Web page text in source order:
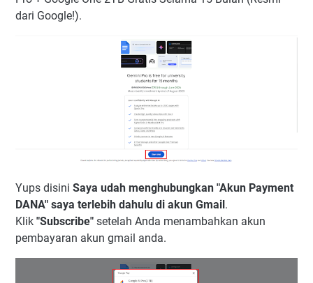
dari Google!).
Yups disini Saya udah menghubungkan "Akun Payment
DANA" saya terlebih dahulu di akun Gmail.
Klik "Subscribe" setelah Anda menambahkan akun
pembayaran akun gmail anda.